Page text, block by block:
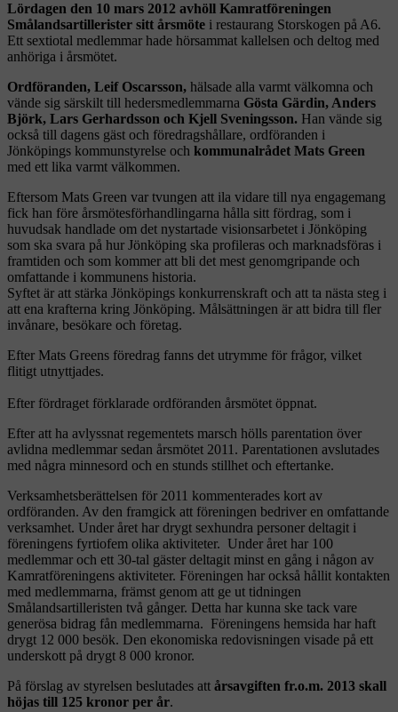
Lördagen den 10 mars 2012 avhöll Kamratföreningen
Smålandsartillerister sitt årsmöte i restaurang Storskogen på A6.
Ett sextiotal medlemmar hade hörsammat kallelsen och deltog med
anhöriga i årsmötet.
Ordföranden, Leif Oscarsson, hälsade alla varmt välkomna och
vände sig särskilt till hedersmedlemmarna Gösta Gärdin, Anders
Björk, Lars Gerhardsson och Kjell Sveningsson. Han vände sig
också till dagens gäst och föredragshållare, ordföranden i
Jönköpings kommunstyrelse och kommunalrådet Mats Green
med ett lika varmt välkommen.
Eftersom Mats Green var tvungen att ila vidare till nya engagemang
fick han före årsmötesförhandlingarna hålla sitt fördrag, som i
huvudsak handlade om det nystartade visionsarbetet i Jönköping
som ska svara på hur Jönköping ska profileras och marknadsföras i
framtiden och som kommer att bli det mest genomgripande och
omfattande i kommunens historia.
Syftet är att stärka Jönköpings konkurrenskraft och att ta nästa steg i
att ena krafterna kring Jönköping. Målsättningen är att bidra till fler
invånare, besökare och företag.
Efter Mats Greens föredrag fanns det utrymme för frågor, vilket
flitigt utnyttjades.
Efter fördraget förklarade ordföranden årsmötet öppnat.
Efter att ha avlyssnat regementets marsch hölls parentation över
avlidna medlemmar sedan årsmötet 2011. Parentationen avslutades
med några minnesord och en stunds stillhet och eftertanke.
Verksamhetsberättelsen för 2011 kommenterades kort av
ordföranden. Av den framgick att föreningen bedriver en omfattande
verksamhet. Under året har drygt sexhundra personer deltagit i
föreningens fyrtiofem olika aktiviteter. Under året har 100
medlemmar och ett 30-tal gäster deltagit minst en gång i någon av
Kamratföreningens aktiviteter. Föreningen har också hållit kontakten
med medlemmarna, främst genom att ge ut tidningen
Smålandsartilleristen två gånger. Detta har kunna ske tack vare
generösa bidrag fån medlemmarna. Föreningens hemsida har haft
drygt 12 000 besök. Den ekonomiska redovisningen visade på ett
underskott på drygt 8 000 kronor.
På förslag av styrelsen beslutades att årsavgiften fr.o.m. 2013 skall
höjas till 125 kronor per år.